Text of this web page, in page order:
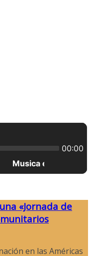
«Jornada de
en las Américas